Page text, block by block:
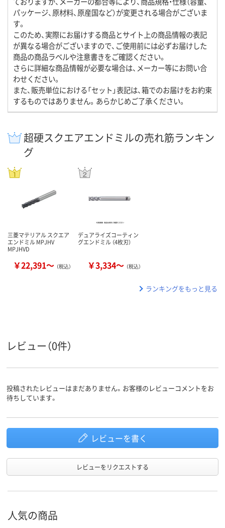
パッケージ、原材料、原産国など）が変更される場合がございま
す。
このため、実際にお届けする商品とサイト上の商品情報の表記
が異なる場合がございますので、ご使用前には必ずお届けした
商品の商品ラベルや注意書きをご確認ください。
さらに詳細な商品情報が必要な場合は、メーカー等にお問い合
わせください。
また、販売単位における「セット」表記は、箱でのお届けをお約束
するものではありません。あらかじめご了承ください。
超硬スクエアエンドミルの売れ筋ランキン
グ
三菱マテリアル スクエア
エンドミル MPJHV
MPJHVD
￥22,391～ （税込）
デュアライズコーティン
グエンドミル （4枚刃）
￥3,334～ （税込）
ランキングをもっと見る
レビュー（0件）
投稿されたレビューはまだありません。お客様のレビューコメントをお
待ちしています。
レビューを書く
レビューをリクエストする
人気の商品